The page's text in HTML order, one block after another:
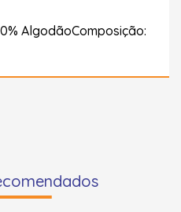
AlgodãoComposição: